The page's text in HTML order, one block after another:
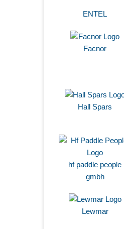
ENTEL
Facnor
Hall Spars
hf paddle people
gmbh
Lewmar